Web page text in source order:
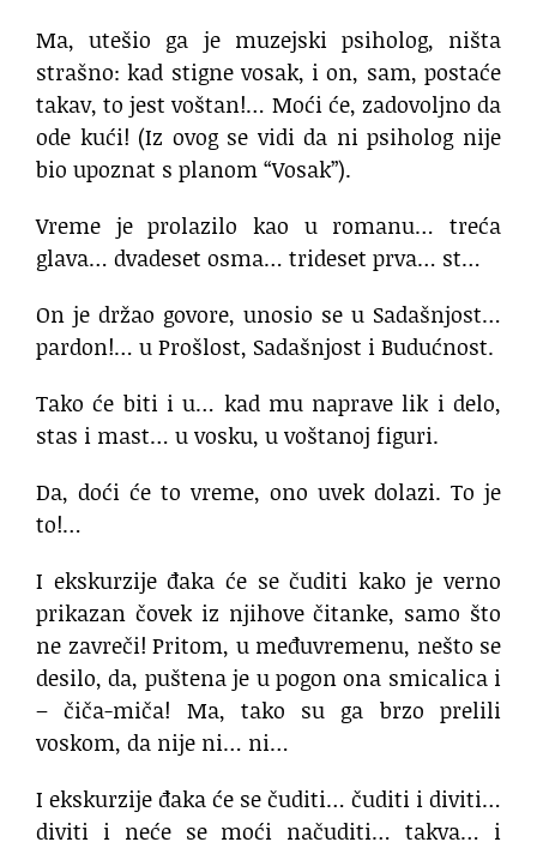
Ma, utešio ga je muzejski psiholog, ništa
strašno: kad stigne vosak, i on, sam, postaće
takav, to jest voštan!… Moći će, zadovoljno da
ode kući! (Iz ovog se vidi da ni psiholog nije
bio upoznat s planom “Vosak”).
Vreme je prolazilo kao u romanu… treća
glava… dvadeset osma… trideset prva… st…
On je držao govore, unosio se u Sadašnjost…
pardon!… u Prošlost, Sadašnjost i Budućnost.
Tako će biti i u… kad mu naprave lik i delo,
stas i mast… u vosku, u voštanoj figuri.
Da, doći će to vreme, ono uvek dolazi. To je
to!…
I ekskurzije đaka će se čuditi kako je verno
prikazan čovek iz njihove čitanke, samo što
ne zavreči! Pritom, u međuvremenu, nešto se
desilo, da, puštena je u pogon ona smicalica i
– čiča-miča! Ma, tako su ga brzo prelili
voskom, da nije ni… ni…
I ekskurzije đaka će se čuditi… čuditi i diviti…
diviti i neće se moći načuditi… takva… i